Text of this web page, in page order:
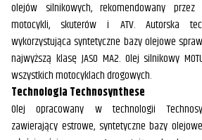
olejów silnikowych, rekomendowany przez
motocykli, skuterów i ATV. Autorska
wykorzystująca syntetyczne bazy olejowe
najwyższą klasę JASO MA2. Olej silnikowy
wszystkich motocyklach drogowych.
Technologia Technosynthese
Olej opracowany w technologii
zawierający estrowe, syntetyczne bazy